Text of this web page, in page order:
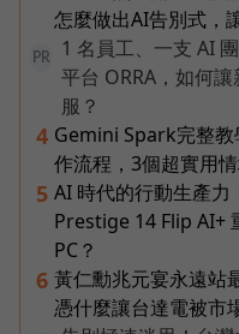
怎麼做出AI告別式，
PR
1 名員工、一支 AI
平台 ORRA，如何
服？
4 Gemini Spark完整
作流程，3個超實用
5 AI 時代的行動生產
Prestige 14 Flip AI+
PC？
6 黃仁勳兆元宴永遠站
憑什麼讓台達電被市